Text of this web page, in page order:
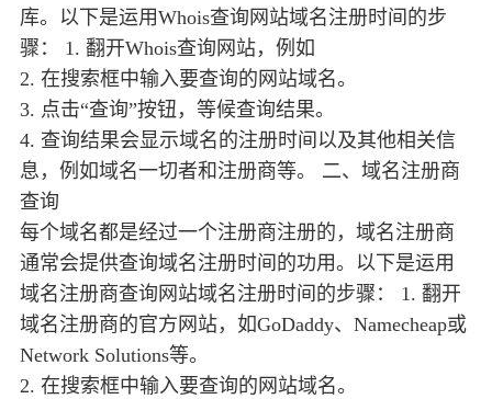
库。以下是运用Whois查询网站域名注册时间的步
骤： 1. 翻开Whois查询网站，例如
2. 在搜索框中输入要查询的网站域名。
3. 点击“查询”按钮，等候查询结果。
4. 查询结果会显示域名的注册时间以及其他相关信
息，例如域名一切者和注册商等。 二、域名注册商
查询
每个域名都是经过一个注册商注册的，域名注册商
通常会提供查询域名注册时间的功用。以下是运用
域名注册商查询网站域名注册时间的步骤： 1. 翻开
域名注册商的官方网站，如GoDaddy、Namecheap或
Network Solutions等。
2. 在搜索框中输入要查询的网站域名。